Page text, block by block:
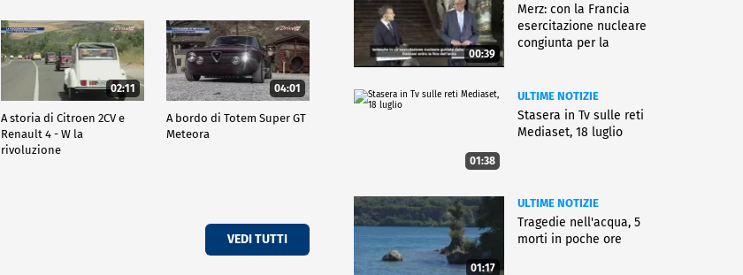
02:11
A storia di Citroen 2CV e
Renault 4 - W la
rivoluzione
04:01
A bordo di Totem Super GT
Meteora
VEDI TUTTI
00:39
Merz: con la Francia
esercitazione nucleare
congiunta per la
01:38
ULTIME NOTIZIE
Stasera in Tv sulle reti
Mediaset, 18 luglio
01:17
ULTIME NOTIZIE
Tragedie nell'acqua, 5
morti in poche ore